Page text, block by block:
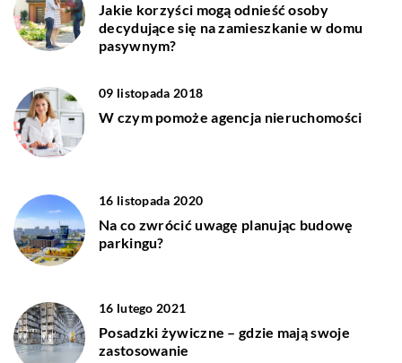
Jakie korzyści mogą odnieść osoby
decydujące się na zamieszkanie w domu
pasywnym?
09 listopada 2018
W czym pomoże agencja nieruchomości
16 listopada 2020
Na co zwrócić uwagę planując budowę
parkingu?
16 lutego 2021
Posadzki żywiczne – gdzie mają swoje
zastosowanie